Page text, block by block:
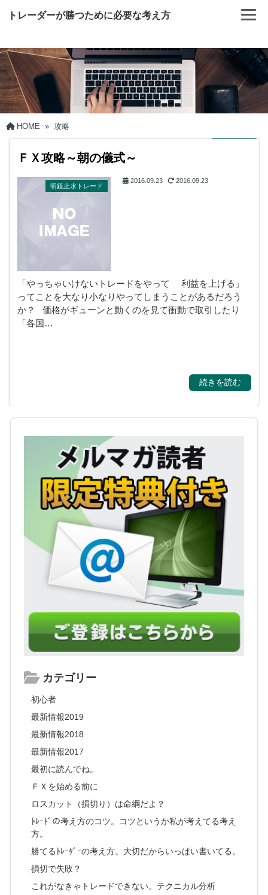
トレーダーが勝つために必要な考え方
HOME » 攻略
ＦＸ攻略～朝の儀式～
明鏡止水トレード
2016.09.23 2016.09.23
「やっちゃいけないトレードをやって 利益を上げる」
ってことを大なり小なりやってしまうことがあるだろう
か？ 価格がギューンと動くのを見て衝動で取引したり
「各国…
続きを読む
カテゴリー
初心者
最新情報2019
最新情報2018
最新情報2017
最初に読んでね。
ＦＸを始める前に
ロスカット（損切り）は命綱だよ？
ﾄﾚｰﾄﾞの考え方のコツ。コツというか私が考えてる考え
方。
勝てるﾄﾚｰﾀﾞｰの考え方。大切だからいっぱい書いてる。
損切で失敗？
これがなきゃトレードできない。テクニカル分析